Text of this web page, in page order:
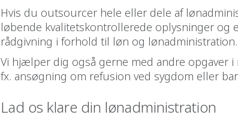
Hvis du outsourcer hele eller dele af
løbende kvalitetskontrollerede oplysninger og
rådgivning i forhold til løn og lønadministration.
Vi hjælper dig også gerne med andre opgaver
fx. ansøgning om refusion ved sygdom eller
Lad os klare din lønadministration